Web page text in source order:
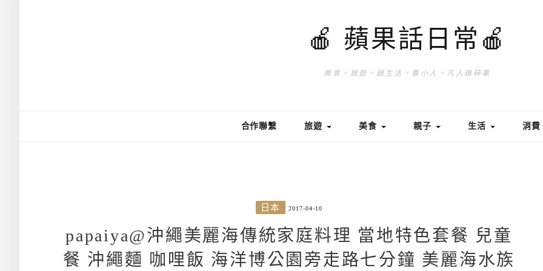
🍎 蘋果話日常🍎
美食。旅遊。過生活。養小人。凡人瑣碎事
合作聯繫 旅遊 美食 親子 生活 消費
日本 2017-04-10
papaiya@沖繩美麗海傳統家庭料理 當地特色套餐 兒童
餐 沖繩麵 咖哩飯 海洋博公園旁走路七分鐘 美麗海水族